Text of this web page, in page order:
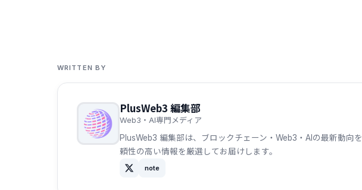
WRITTEN BY
PlusWeb3 編集部
Web3・AI専門メディア
PlusWeb3 編集部は、ブロックチェーン・Web3・AIの最新動
頼性の高い情報を厳選してお届けします。
note